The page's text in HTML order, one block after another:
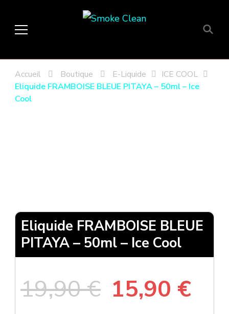
Smoke Clean
Accueil Boutique E-Liquide
ICE COOL
Eliquide FRAMBOISE BLEUE PITAYA – 50ml – Ice
Cool
Eliquide FRAMBOISE BLEUE
PITAYA – 50ml – Ice Cool
19,90€ Le
15,90 €